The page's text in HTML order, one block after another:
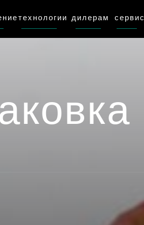
технологии дилерам сервис